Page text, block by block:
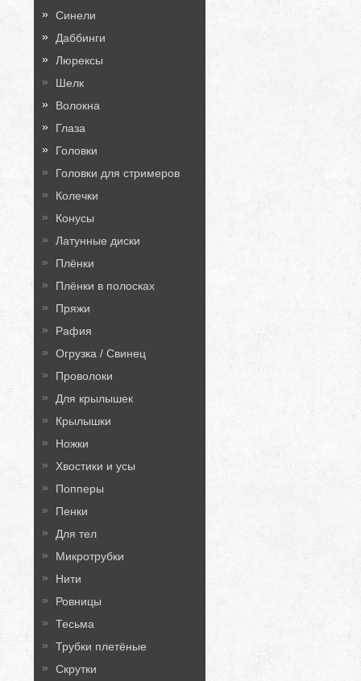
Синели
Даббинги
Люрексы
Шелк
Волокна
Глаза
Головки
Головки для стримеров
Колечки
Конусы
Латунные диски
Плёнки
Плёнки в полосках
Пряжи
Рафия
Огрузка / Свинец
Проволоки
Для крылышек
Крылышки
Ножки
Хвостики и усы
Попперы
Пенки
Для тел
Микротрубки
Нити
Ровницы
Тесьма
Трубки плетёные
Скрутки